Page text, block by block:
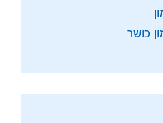
כושר